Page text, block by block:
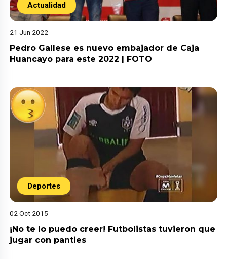
Actualidad
21 Jun 2022
Pedro Gallese es nuevo embajador de Caja
Huancayo para este 2022 | FOTO
Deportes
02 Oct 2015
¡No te lo puedo creer! Futbolistas tuvieron que
jugar con panties